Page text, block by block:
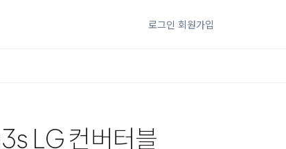
로그인 회원가입
LG 컨버터블